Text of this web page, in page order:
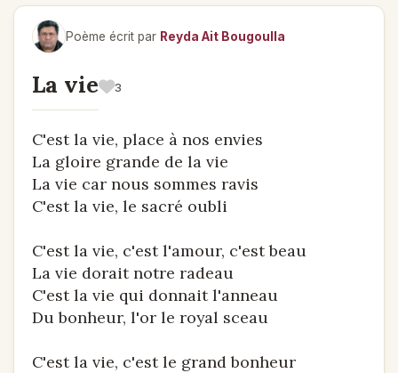
Poème écrit par Reyda Ait Bougoulla
La vie 3
C'est la vie, place à nos envies
La gloire grande de la vie
La vie car nous sommes ravis
C'est la vie, le sacré oubli
C'est la vie, c'est l'amour, c'est beau
La vie dorait notre radeau
C'est la vie qui donnait l'anneau
Du bonheur, l'or le royal sceau
C'est la vie, c'est le grand bonheur